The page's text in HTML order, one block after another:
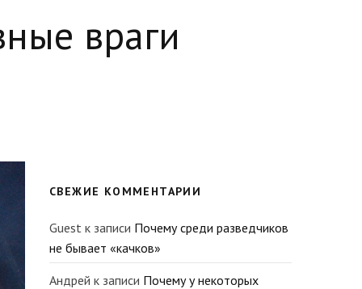
враги
СВЕЖИЕ КОММЕНТАРИИ
Guest к записи Почему среди разведчиков
не бывает «качков»
Андрей к записи Почему у некоторых